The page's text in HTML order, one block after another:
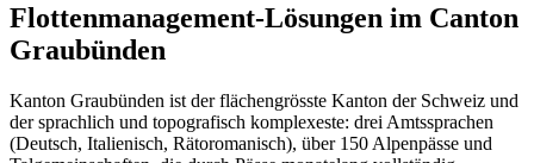
Flottenmanagement-Lösungen im Canton
Graubünden
Kanton Graubünden ist der flächengrösste Kanton der Schweiz und
der sprachlich und topografisch komplexeste: drei Amtssprachen
(Deutsch, Italienisch, Rätoromanisch), über 150 Alpenpässe und